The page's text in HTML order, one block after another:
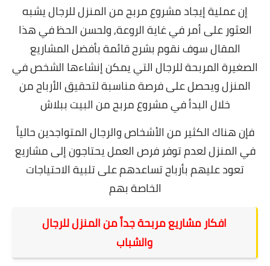
إن عملية إيجاد مشروع مربح من المنزل للرجال يشبه
العثور على أمر في غاية الروعة, ولحسن الحظ في هذا
المقال سوف نقوم بشرح قائمة بأفضل المشاريع
الصغيرة المربحة للرجال التي يمكن إنشاءها الشخص في
المنزل ويحصل على فرصة مناسبة لتحقيق الأرباح من
خلال البدأ فيمشروع مربح من البيت ببلاش
فإن هناك الكثير من الأشخاص والرجال المتواجدين حالياً
في المنزل لعدم توفر فرص العمل يحتاجون إلى مشاريع
تعود عليهم بأرباح تساعدهم على تلبية الاحتياجات
الخاصة بهم
افكار مشاريع مربحة جداً من المنزل للرجال
والشباب